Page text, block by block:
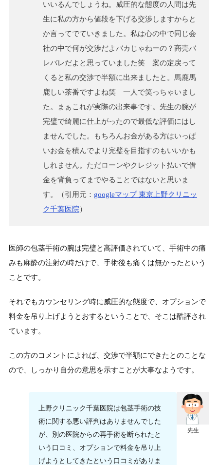
いいるんでしょうね。威圧的な態度の人間は先
生に私の方から値段を下げる交渉しますからと
か言ってでていきました。私は心の中で同じ会
社の中で何が交渉だよバカじゃねーの？商売バ
レバレだよと思っていました笑 案の定戻って
くると私の交渉で半額に出来ましたと。馬鹿馬
鹿しい茶番ですよね笑 一人で笑っちゃいまし
た。まぁこれが実際の出来事です。先生の腕が
完璧で綺麗に仕上がったので最低な評価にはし
ませんでした。もちろんお金がある方はいっぱ
いお金を積んでより完璧を目指すのもいいかも
しれません。ただローンやクレジット払いで借
金を背負ってまでやることではないと思いま
す。（引用元： googleマップ 東京上野クリニッ
ク千葉医院）
医師の包茎手術の腕は完璧と高評価されていて、手術中の痛
みも麻酔の注射の時だけで、手術後も痛くは無かったという
ことです。
それでもカウンセリング時に威圧的な態度で、オプションで
料金を吊り上げようとおするということで、そこは酷評され
ています。
この方のコメントによれば、交渉で半額にできたとのことな
ので、しっかり自分の意思を示すことが大事なようです。
先生
上野クリニック千葉医院は包茎手術の技
術に関する悪い評判はありませんでした
が、別の医院からの再手術を断られたと
いう口コミ、オプションで料金を吊り上
げようとしてきたという口コミがありま